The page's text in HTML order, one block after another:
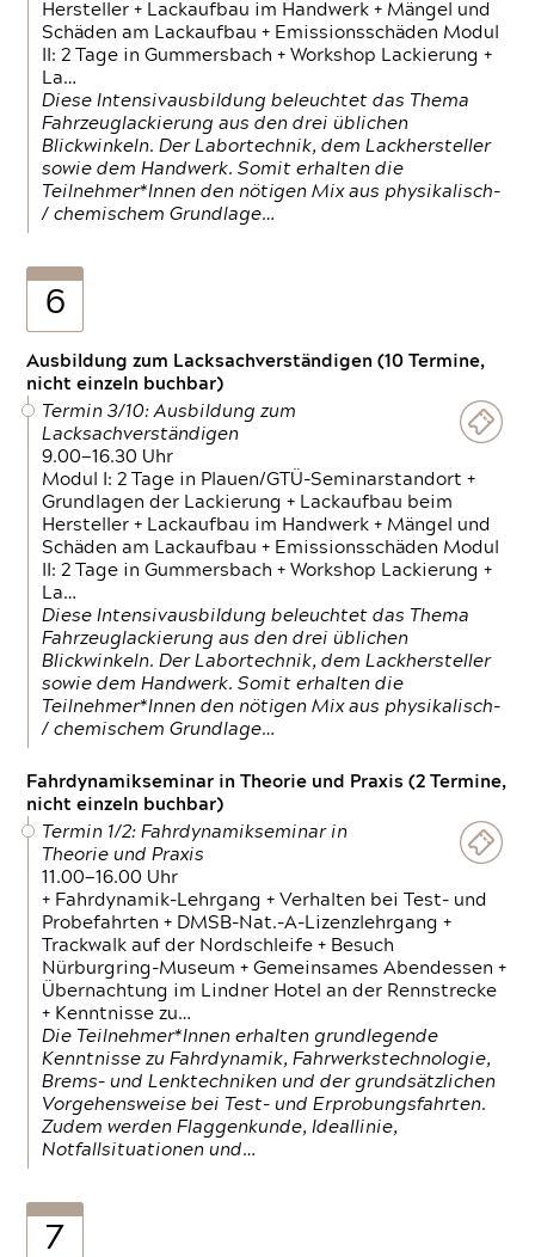
Hersteller + Lackaufbau im Handwerk + Mängel und
Schäden am Lackaufbau + Emissionsschäden Modul
II: 2 Tage in Gummersbach + Workshop Lackierung +
La…
Diese Intensivausbildung beleuchtet das Thema
Fahrzeuglackierung aus den drei üblichen
Blickwinkeln. Der Labortechnik, dem Lackhersteller
sowie dem Handwerk. Somit erhalten die
Teilnehmer*Innen den nötigen Mix aus physikalisch-
/ chemischem Grundlage…
6
Ausbildung zum Lacksachverständigen (10 Termine,
nicht einzeln buchbar)
Termin 3/10: Ausbildung zum
Lacksachverständigen
9.00—16.30 Uhr
Modul I: 2 Tage in Plauen/GTÜ-Seminarstandort +
Grundlagen der Lackierung + Lackaufbau beim
Hersteller + Lackaufbau im Handwerk + Mängel und
Schäden am Lackaufbau + Emissionsschäden Modul
II: 2 Tage in Gummersbach + Workshop Lackierung +
La…
Diese Intensivausbildung beleuchtet das Thema
Fahrzeuglackierung aus den drei üblichen
Blickwinkeln. Der Labortechnik, dem Lackhersteller
sowie dem Handwerk. Somit erhalten die
Teilnehmer*Innen den nötigen Mix aus physikalisch-
/ chemischem Grundlage…
Fahrdynamikseminar in Theorie und Praxis (2 Termine,
nicht einzeln buchbar)
Termin 1/2: Fahrdynamikseminar in
Theorie und Praxis
11.00—16.00 Uhr
+ Fahrdynamik-Lehrgang + Verhalten bei Test- und
Probefahrten + DMSB-Nat.-A-Lizenzlehrgang +
Trackwalk auf der Nordschleife + Besuch
Nürburgring-Museum + Gemeinsames Abendessen +
Übernachtung im Lindner Hotel an der Rennstrecke
+ Kenntnisse zu…
Die Teilnehmer*Innen erhalten grundlegende
Kenntnisse zu Fahrdynamik, Fahrwerkstechnologie,
Brems- und Lenktechniken und der grundsätzlichen
Vorgehensweise bei Test- und Erprobungsfahrten.
Zudem werden Flaggenkunde, Ideallinie,
Notfallsituationen und…
7